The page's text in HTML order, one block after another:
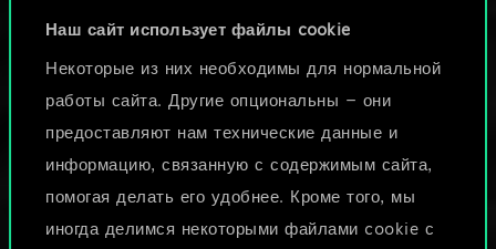
Наш сайт использует файлы cookie
Некоторые из них необходимы для нормальной
работы сайта. Другие опциональны — они
предоставляют нам технические данные и
информацию, связанную с содержимым сайта,
помогая делать его удобнее. Кроме того, мы
иногда делимся некоторыми файлами cookie с
ЧУДОВИЩА
Эти жуткие чудовища подчиняются
звериным инстинктам и ради еще
большей мощи готовы даже
поглотить своих собратьев.